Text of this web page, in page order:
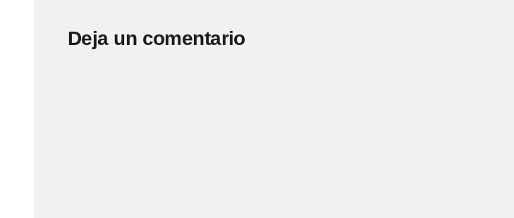
Deja un comentario